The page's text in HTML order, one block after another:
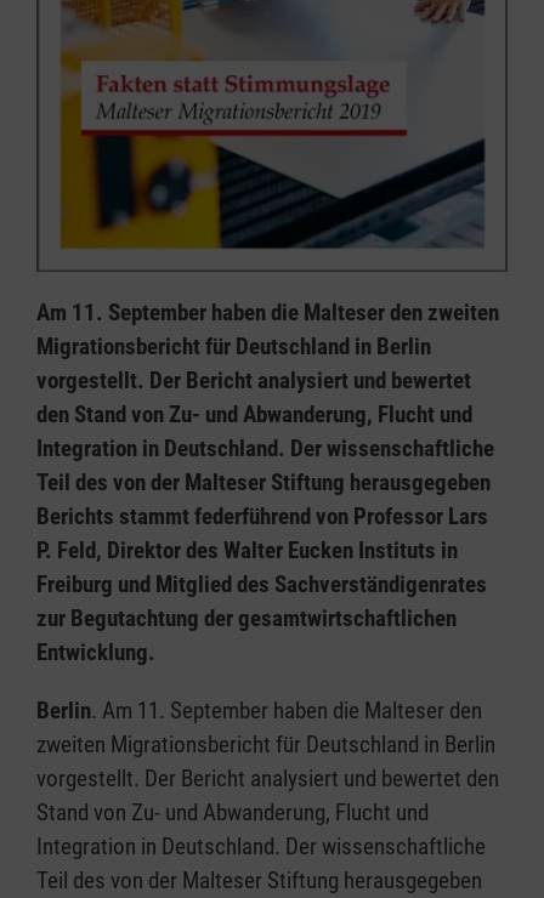
Am 11. September haben die Malteser den zweiten
Migrationsbericht für Deutschland in Berlin
vorgestellt. Der Bericht analysiert und bewertet
den Stand von Zu- und Abwanderung, Flucht und
Integration in Deutschland. Der wissenschaftliche
Teil des von der Malteser Stiftung herausgegeben
Berichts stammt federführend von Professor Lars
P. Feld, Direktor des Walter Eucken Instituts in
Freiburg und Mitglied des Sachverständigenrates
zur Begutachtung der gesamtwirtschaftlichen
Entwicklung.
Berlin. Am 11. September haben die Malteser den
zweiten Migrationsbericht für Deutschland in Berlin
vorgestellt. Der Bericht analysiert und bewertet den
Stand von Zu- und Abwanderung, Flucht und
Integration in Deutschland. Der wissenschaftliche
Teil des von der Malteser Stiftung herausgegeben